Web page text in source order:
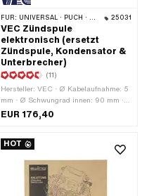
FÜR: UNIVERSAL · PUCH · SACHS · ZÜNDAPP BELMONDO 25031
VEC Zündspule
elektronisch (ersetzt
Zündspule, Kondensator &
Unterbrecher)
(11)
Hersteller: VEC · Ø Kabelaufnahme: 5
mm · Ø Schwungrad innen: 90 mm ·
Farbe: schwarz · Höhe: 48 mm ·
Befestigungsloch: 4.6 mm ·
Kabellänge: 140 mm · Kabellänge: 420
mm · Verwendungsort: Intern (in der
Zündung) · Anzahl
Befestigungspunkte: 2 Stk. ·
EUR 176,40
HOT